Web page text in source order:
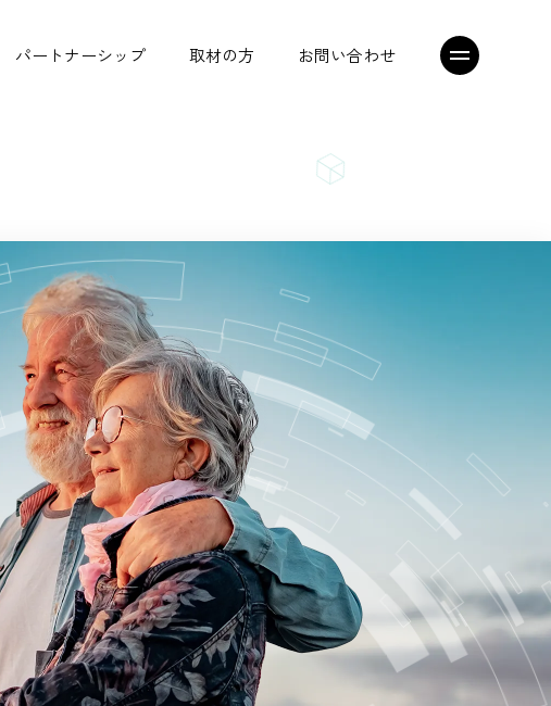
パートナーシップ 取材の方 お問い合わせ
シニアジョブエージェント
トップメッセージ
プレスリリース